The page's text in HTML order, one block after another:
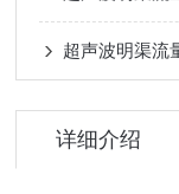
超声波明渠流
详细介绍